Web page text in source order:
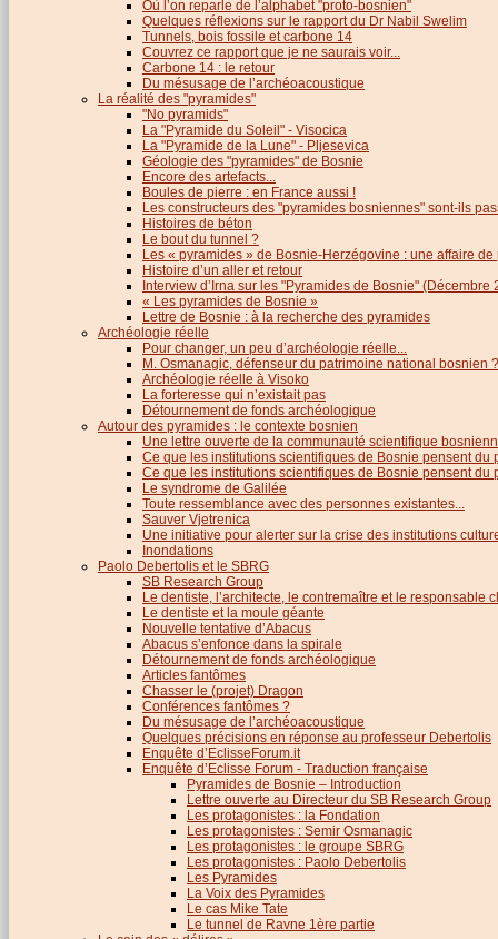
Où l’on reparle de l’alphabet "proto-bosnien"
Quelques réflexions sur le rapport du Dr Nabil Swelim
Tunnels, bois fossile et carbone 14
Couvrez ce rapport que je ne saurais voir...
Carbone 14 : le retour
Du mésusage de l’archéoacoustique
La réalité des "pyramides"
"No pyramids"
La "Pyramide du Soleil" - Visocica
La "Pyramide de la Lune" - Pljesevica
Géologie des "pyramides" de Bosnie
Encore des artefacts...
Boules de pierre : en France aussi !
Les constructeurs des "pyramides bosniennes" sont-ils
Histoires de béton
Le bout du tunnel ?
Les « pyramides » de Bosnie-Herzégovine : une affaire
Histoire d’un aller et retour
Interview d’Irna sur les "Pyramides de Bosnie" (Décembre
« Les pyramides de Bosnie »
Lettre de Bosnie : à la recherche des pyramides
Archéologie réelle
Pour changer, un peu d’archéologie réelle...
M. Osmanagic, défenseur du patrimoine national bosnien ?
Archéologie réelle à Visoko
La forteresse qui n’existait pas
Détournement de fonds archéologique
Autour des pyramides : le contexte bosnien
Une lettre ouverte de la communauté scientifique
Ce que les institutions scientifiques de Bosnie pensent du
Ce que les institutions scientifiques de Bosnie pensent du
Le syndrome de Galilée
Toute ressemblance avec des personnes existantes...
Sauver Vjetrenica
Une initiative pour alerter sur la crise des institutions
Inondations
Paolo Debertolis et le SBRG
SB Research Group
Le dentiste, l’architecte, le contremaître et le responsable
Le dentiste et la moule géante
Nouvelle tentative d’Abacus
Abacus s’enfonce dans la spirale
Détournement de fonds archéologique
Articles fantômes
Chasser le (projet) Dragon
Conférences fantômes ?
Du mésusage de l’archéoacoustique
Quelques précisions en réponse au professeur Debertolis
Enquête d’EclisseForum.it
Enquête d’Eclisse Forum - Traduction française
Pyramides de Bosnie – Introduction
Lettre ouverte au Directeur du SB Research Group
Les protagonistes : la Fondation
Les protagonistes : Semir Osmanagic
Les protagonistes : le groupe SBRG
Les protagonistes : Paolo Debertolis
Les Pyramides
La Voix des Pyramides
Le cas Mike Tate
Le tunnel de Ravne 1ère partie